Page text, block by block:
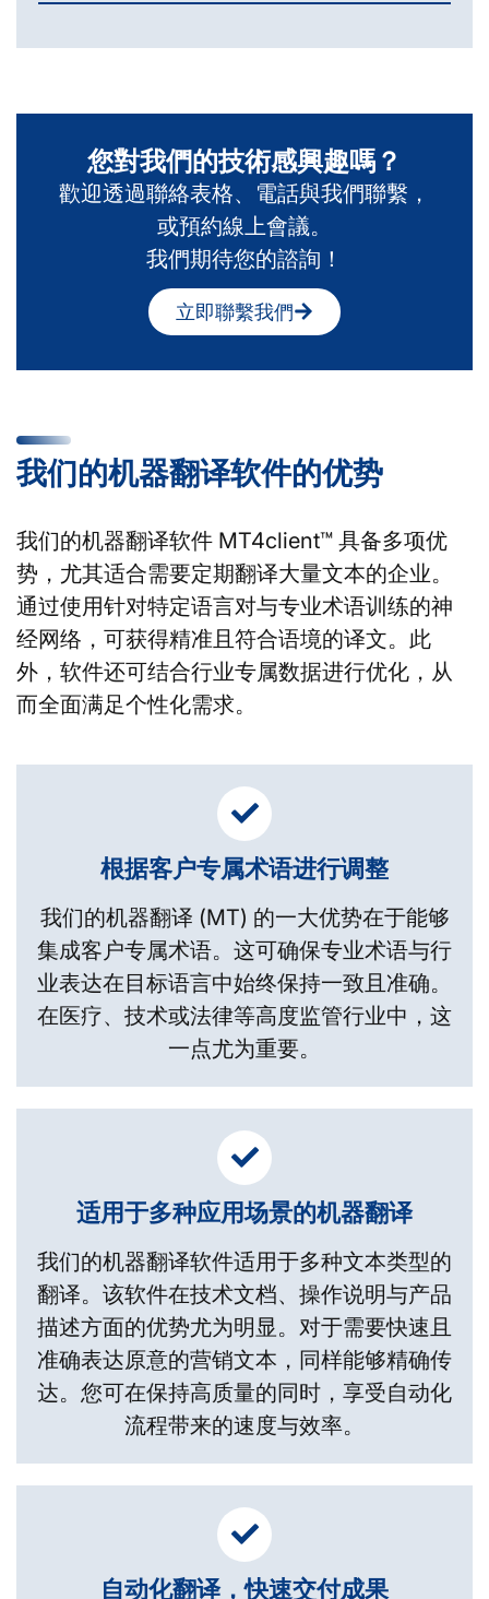
您對我們的技術感興趣嗎？
歡迎透過聯絡表格、電話與我們聯繫，
或預約線上會議。
我們期待您的諮詢！
立即聯繫我們
我们的机器翻译软件的优势
我们的机器翻译软件 MT4client™ 具备多项优
势，尤其适合需要定期翻译大量文本的企业。
通过使用针对特定语言对与专业术语训练的神
经网络，可获得精准且符合语境的译文。此
外，软件还可结合行业专属数据进行优化，从
而全面满足个性化需求。
根据客户专属术语进行调整
我们的机器翻译 (MT) 的一大优势在于能够
集成客户专属术语。这可确保专业术语与行
业表达在目标语言中始终保持一致且准确。
在医疗、技术或法律等高度监管行业中，这
一点尤为重要。
适用于多种应用场景的机器翻译
我们的机器翻译软件适用于多种文本类型的
翻译。该软件在技术文档、操作说明与产品
描述方面的优势尤为明显。对于需要快速且
准确表达原意的营销文本，同样能够精确传
达。您可在保持高质量的同时，享受自动化
流程带来的速度与效率。
自动化翻译，快速交付成果